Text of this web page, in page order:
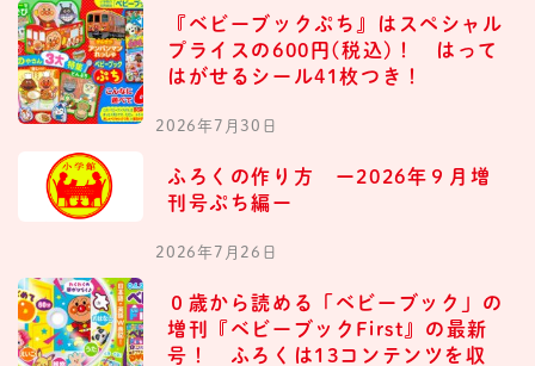
『ベビーブックぷち』はスペシャル
プライスの600円(税込)！ はって
はがせるシール41枚つき！
2026年7月30日
ふろくの作り方 ー2026年９月増
刊号ぷち編ー
2026年7月26日
０歳から読める「ベビーブック」の
増刊『ベビーブックFirst』の最新
号！ ふろくは13コンテンツを収